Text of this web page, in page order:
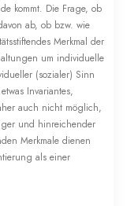
kommt. Die Frage, ob
ab, ob bzw. wie
Merkmal der
um individuelle
(sozialer) Sinn
Invariantes,
auch nicht möglich,
und hinreichender
Merkmale dienen
als einer